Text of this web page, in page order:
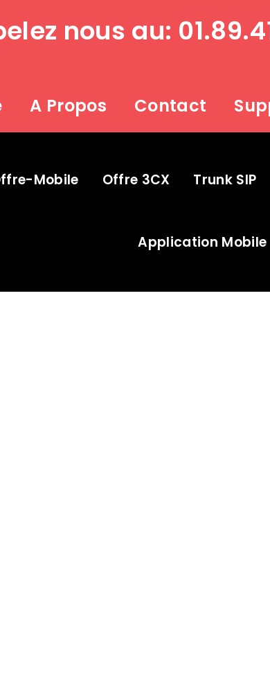
nous au:
A Propos Contact
Mobile Offre 3CX Trunk SIP
Application Mobile